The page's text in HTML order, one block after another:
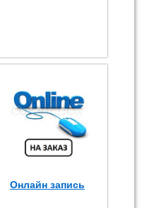
Онлайн запись